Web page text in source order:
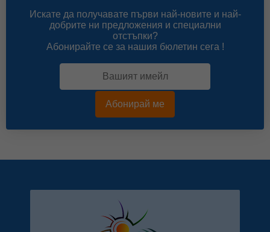
Искате да получавате първи най-новите и най-
добрите ни предложения и специални
отстъпки?
Абонирайте се за нашия бюлетин сега !
Абонирай ме